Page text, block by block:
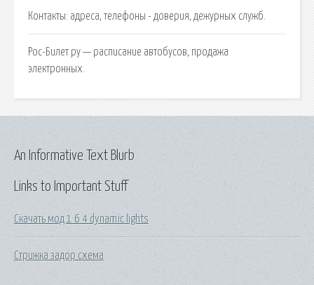
Контакты: адреса, телефоны - доверия, дежурных служб.
Рос-Билет ру — расписание автобусов, продажа
электронных.
Links to Important Stuff
Скачать мод 1 6 4 dynamic lights
Стрижка задор схема
An Informative Text Blurb